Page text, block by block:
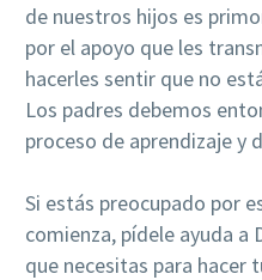
de nuestros hijos es
por el apoyo que les
hacerles sentir que no
Los padres debemos
proceso de aprendizaje y
Si estás preocupado por
comienza, pídele ayuda a
que necesitas para hacer